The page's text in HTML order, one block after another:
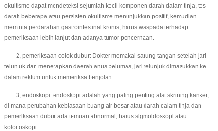
okultisme dapat mendeteksi sejumlah kecil komponen darah dalam tinja, tes
darah beberapa atau persisten okultisme menunjukkan positif, kemudian
meminta perdarahan gastrointestinal kronis, harus waspada terhadap
pemeriksaan lebih lanjut dan adanya tumor pencernaan.
2, pemeriksaan colok dubur: Dokter memakai sarung tangan setelah jari
telunjuk dan menerapkan daerah anus pelumas, jari telunjuk dimasukkan ke
dalam rektum untuk memeriksa benjolan.
3, endoskopi: endoskopi adalah yang paling penting alat skrining kanker,
di mana perubahan kebiasaan buang air besar atau darah dalam tinja dan
pemeriksaan dubur ada temuan abnormal, harus sigmoidoskopi atau
kolonoskopi.